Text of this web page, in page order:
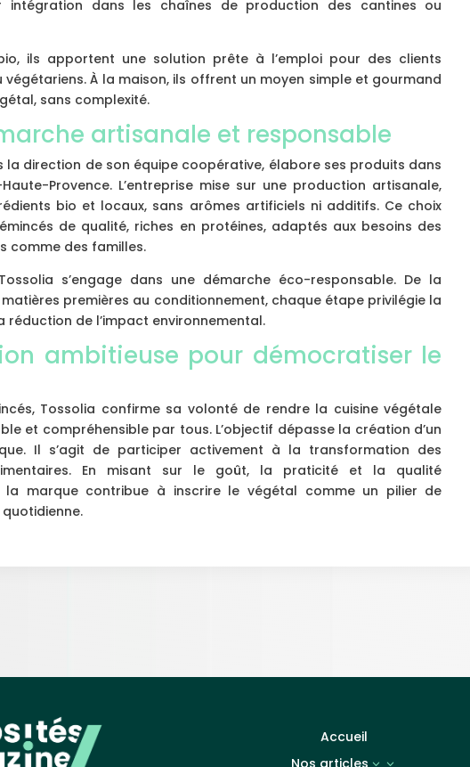
intégration dans les chaînes de production des cantines ou
ils apportent une solution prête à l’emploi pour des clients
végétariens. À la maison, ils offrent un moyen simple et gourmand
sans complexité.
artisanale et responsable
la direction de son équipe coopérative, élabore ses produits dans
Provence. L’entreprise mise sur une production artisanale,
bio et locaux, sans arômes artificiels ni additifs. Ce choix
de qualité, riches en protéines, adaptés aux besoins des
comme des familles.
s’engage dans une démarche éco-responsable. De la
premières au conditionnement, chaque étape privilégie la
réduction de l’impact environnemental.
ambitieuse pour démocratiser le
Tossolia confirme sa volonté de rendre la cuisine végétale
et compréhensible par tous. L’objectif dépasse la création d’un
Il s’agit de participer activement à la transformation des
En misant sur le goût, la praticité et la qualité
la marque contribue à inscrire le végétal comme un pilier de
Accueil
3